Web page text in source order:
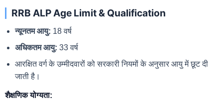
RRB ALP Age Limit & Qualification
न्यूनतम आयु: 18 वर्ष
अधिकतम आयु: 33 वर्ष
आरक्षित वर्ग के उम्मीदवारों को सरकारी नियमों के अनुसार आयु में छूट दी
जाती है।
शैक्षणिक योग्यता: